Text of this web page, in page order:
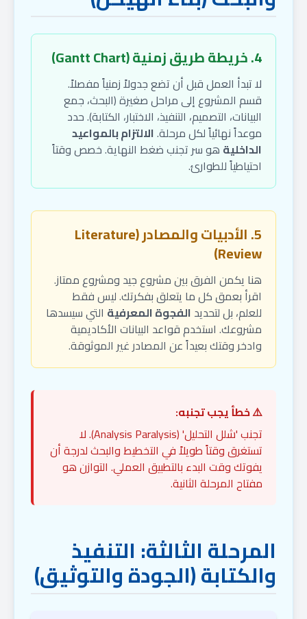
4. خريطة طريق زمنية (Gantt Chart)
لا تبدأ العمل قبل أن تضع جدولاً زمنياً مفصلاً.
قسم المشروع إلى مراحل صغيرة (البحث، جمع
البيانات، التصميم، التنفيذ، الاختبار، الكتابة). حدد
موعداً نهائياً لكل مرحلة.الالتزام بالمواعيد
الداخلية هو سر تجنب ضغط النهاية. خصص وقتاً
احتياطياً للطوارئ.
5. الأدبيات والمصادر (Literature
Review)
هنا يكمن الفرق بين مشروع جيد ومشروع ممتاز.
اقرأ بعمق كل ما يتعلق بفكرتك. ليس فقط
للعلم، بل لتحديد الفجوة المعرفية التي سيسدها
مشروعك. استخدم قواعد البيانات الأكاديمية
وادخر وقتك بعيداً عن المصادر غير الموثوقة.
⚠️ خطأ يجب تجنبه:
تجنب 'شلل التحليل' (Analysis Paralysis). لا
تستغرق وقتاً طويلاً في التخطيط والبحث لدرجة أن
يفوتك وقت البدء بالتطبيق العملي. التوازن هو
مفتاح المرحلة الثانية.
المرحلة الثالثة: التنفيذ
والكتابة (الجودة والتوثيق)